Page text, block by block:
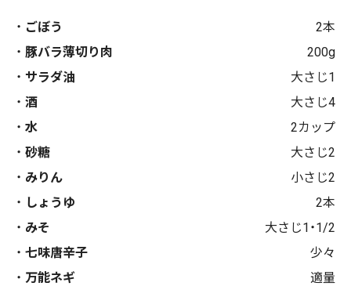
ごぼう
2本
豚バラ薄切り肉
200g
サラダ油
大さじ1
酒
大さじ4
水
2カップ
砂糖
大さじ2
みりん
小さじ2
しょうゆ
2本
みそ
大さじ1・1/2
七味唐辛子
少々
万能ネギ
適量